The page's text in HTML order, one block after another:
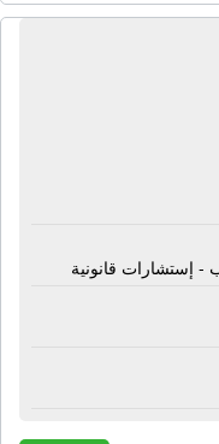
إستشارات قانونية